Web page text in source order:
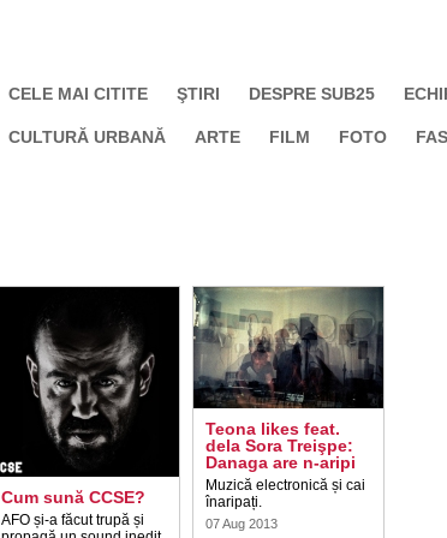
CELE MAI CITITE ŞTIRI DESPRE SUB25
CULTURĂ URBANĂ ARTE FILM FOTO
Cum sună CCSE?
AFO și-a făcut trupă și
Teona likes feat.
dela Sora Treişpe:
Danaga are n-aripi
Muzică electronică și cai
înaripați.
07 Aug 2013